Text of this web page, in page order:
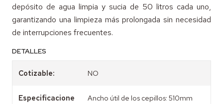
depósito de agua limpia y sucia de 50 litros cada uno,
garantizando una limpieza más prolongada sin necesidad
de interrupciones frecuentes.
DETALLES
Cotizable: NO
Especificacione
Ancho útil de los cepillos: 510mm